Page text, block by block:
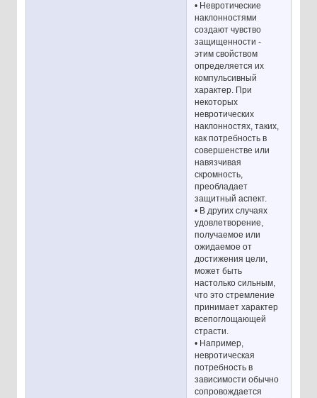
• Невротические
наклонностями
создают чувство
защищенности -
этим свойством
определяется их
компульсивный
характер. При
некоторых
невротических
наклонностях, таких,
как потребность в
совершенстве или
навязчивая
скромность,
преобладает
защитный аспект.
• В других случаях
удовлетворение,
получаемое или
ожидаемое от
достижения цели,
может быть
настолько сильным,
что это стремление
принимает характер
всепоглощающей
страсти.
• Например,
невротическая
потребность в
зависимости обычно
сопровождается